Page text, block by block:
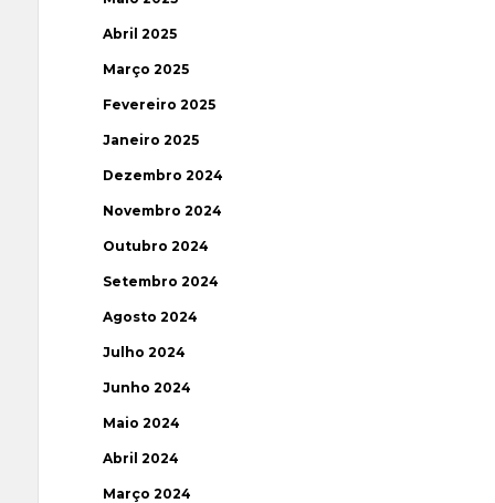
Abril 2025
Março 2025
Fevereiro 2025
Janeiro 2025
Dezembro 2024
Novembro 2024
Outubro 2024
Setembro 2024
Agosto 2024
Julho 2024
Junho 2024
Maio 2024
Abril 2024
Março 2024